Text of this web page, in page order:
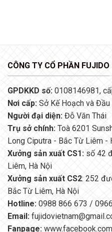
CÔNG TY CỔ PHẦN FUJIDO
GPDKKD số: 0108146981,
Nơi cấp: Sở Kế Hoạch và Đầu
Người đại diện: Đỗ Văn Thái
Trụ sở chính: Toà 6201
Long Ciputra - Bắc Từ Liêm -
Xưởng sản xuất CS1: số 42
Liêm, Hà Nội
Xưởng sản xuất CS2: 252
Bắc Từ Liêm, Hà Nội
Hotline:0988 866 673 /
Email:
Fanpage: